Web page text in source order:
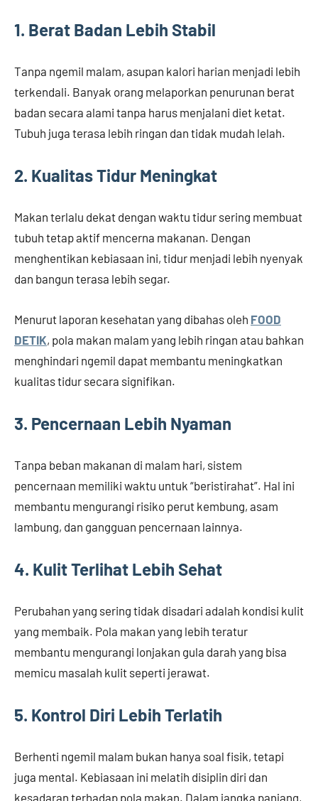
1. Berat Badan Lebih Stabil
Tanpa ngemil malam, asupan kalori harian menjadi lebih
terkendali. Banyak orang melaporkan penurunan berat
badan secara alami tanpa harus menjalani diet ketat.
Tubuh juga terasa lebih ringan dan tidak mudah lelah.
2. Kualitas Tidur Meningkat
Makan terlalu dekat dengan waktu tidur sering membuat
tubuh tetap aktif mencerna makanan. Dengan
menghentikan kebiasaan ini, tidur menjadi lebih nyenyak
dan bangun terasa lebih segar.
Menurut laporan kesehatan yang dibahas oleh FOOD
DETIK, pola makan malam yang lebih ringan atau bahkan
menghindari ngemil dapat membantu meningkatkan
kualitas tidur secara signifikan.
3. Pencernaan Lebih Nyaman
Tanpa beban makanan di malam hari, sistem
pencernaan memiliki waktu untuk “beristirahat”. Hal ini
membantu mengurangi risiko perut kembung, asam
lambung, dan gangguan pencernaan lainnya.
4. Kulit Terlihat Lebih Sehat
Perubahan yang sering tidak disadari adalah kondisi kulit
yang membaik. Pola makan yang lebih teratur
membantu mengurangi lonjakan gula darah yang bisa
memicu masalah kulit seperti jerawat.
5. Kontrol Diri Lebih Terlatih
Berhenti ngemil malam bukan hanya soal fisik, tetapi
juga mental. Kebiasaan ini melatih disiplin diri dan
kesadaran terhadap pola makan. Dalam jangka panjang,